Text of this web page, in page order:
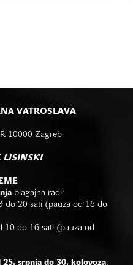
VATROSLAVA
10000 Zagreb
LISINSKI
blagajna radi:
do 20 sati (pauza od 16 do
10 do 16 sati (pauza od
25. srpnja do 30. kolovoza.